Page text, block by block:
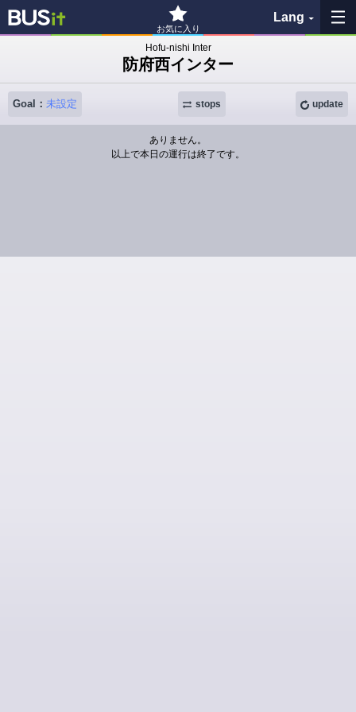
お気に入り
Lang
My Favorites
History
See the map
Hofu-nishi Inter
防府西インター
Goal： 未設定 update
stops
ありません。
以上で本日の運行は終了です。